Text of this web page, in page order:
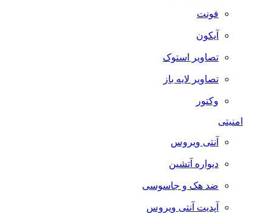
فونت
آیکون
تصاویر استوک
تصاویر لایه باز
وکتور
امنیتی
آنتی ویروس
دیواره آتشین
ضد هک و جاسوسی
آپدیت آنتی ویروس